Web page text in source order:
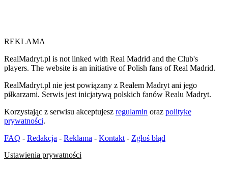
REKLAMA
RealMadryt.pl is not linked with Real Madrid and the Club's
players. The website is an initiative of Polish fans of Real Madrid.
RealMadryt.pl nie jest powiązany z Realem Madryt ani jego
piłkarzami. Serwis jest inicjatywą polskich fanów Realu Madryt.
Korzystając z serwisu akceptujesz regulamin oraz politykę
prywatności.
FAQ - Redakcja - Reklama - Kontakt - Zgłoś błąd
Ustawienia prywatności